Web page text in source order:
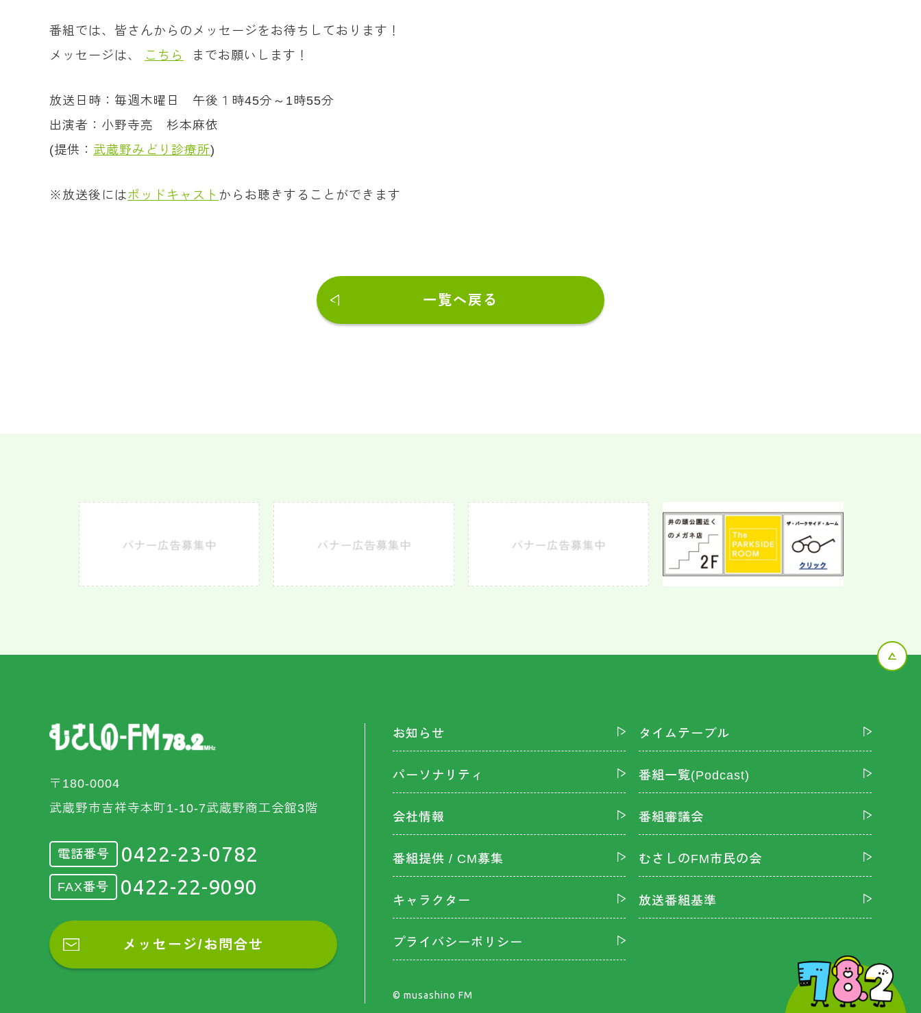
番組では、皆さんからのメッセージをお待ちしております！
メッセージは、
こちら までお願いします！
放送日時：毎週木曜日 午後１時45分～1時55分
出演者：小野寺亮 杉本麻依
(提供： 武蔵野みどり診療所)
※放送後にはポッドキャスト からお聴きすることができます
一覧へ戻る
〒180-0004
武蔵野市吉祥寺本町1-10-7武蔵野商工会館3階
電話番号 0422-23-0782
FAX番号 0422-22-9090
メッセージ/お問合せ
お知らせ タイムテーブル
パーソナリティ 番組一覧(Podcast)
会社情報 番組審議会
番組提供 / CM募集 むさしのFM市民の会
キャラクター 放送番組基準
プライバシーポリシー
©︎ musashino FM